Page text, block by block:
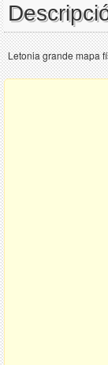
Letonia grande mapa